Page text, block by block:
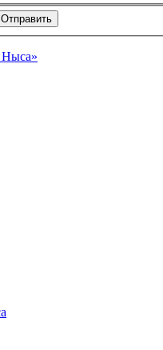
Ныса»